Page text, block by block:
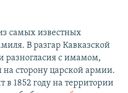
самых известных
В разгар Кавказской
разногласия с имамом,
на сторону царской армии.
1852 году на территории